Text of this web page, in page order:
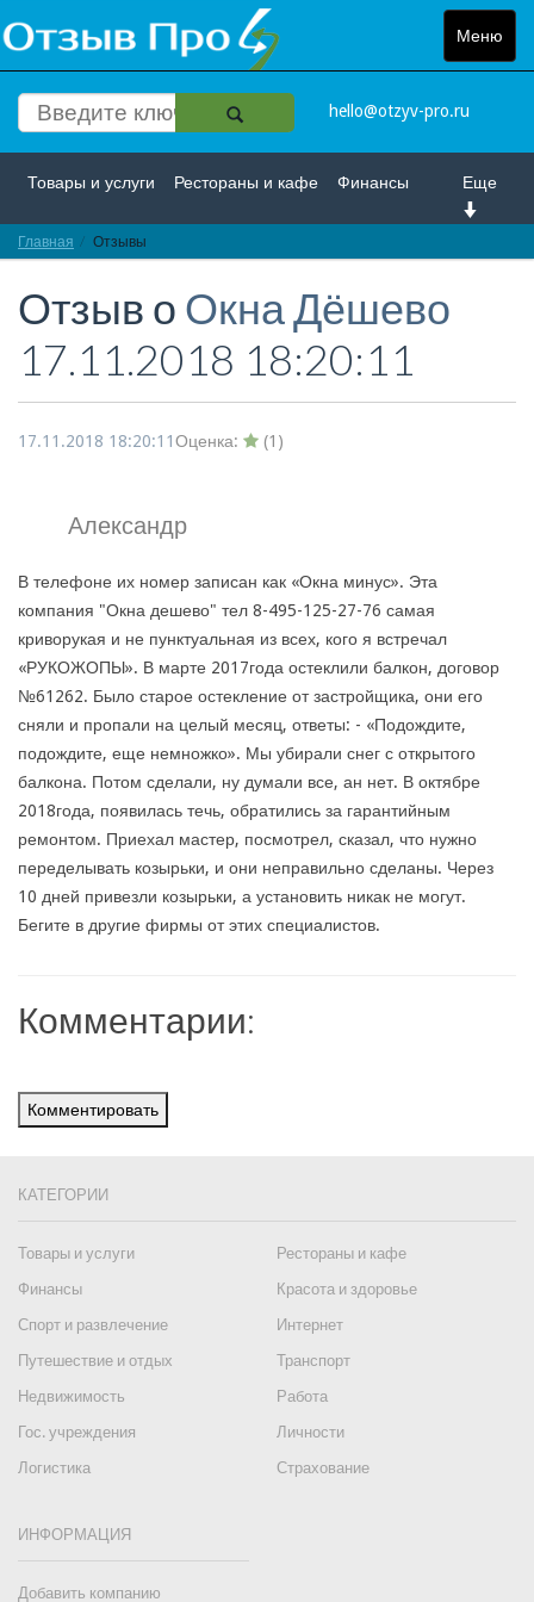
Меню
Toggle
hello@otzyv-pro.ru
Еще
Товары и услуги Рестораны и кафе Финансы
Красота и здоровье
Интернет Путешествие и отдых Транспорт
Недвижимость Работа Гос. учреждения
Главная Отзывы
Отзыв о Окна Дёшево
17.11.2018 18:20:11
17.11.2018 18:20:11Оценка: (1 )
Александр
В телефоне их номер записан как «Окна минус». Эта
компания "Окна дешево" тел 8-495-125-27-76 самая
криворукая и не пунктуальная из всех, кого я встречал
«РУКОЖОПЫ». В марте 2017года остеклили балкон, договор
№61262. Было старое остекление от застройщика, они его
сняли и пропали на целый месяц, ответы: - «Подождите,
подождите, еще немножко». Мы убирали снег с открытого
балкона. Потом сделали, ну думали все, ан нет. В октябре
2018года, появилась течь, обратились за гарантийным
ремонтом. Приехал мастер, посмотрел, сказал, что нужно
переделывать козырьки, и они неправильно сделаны. Через
10 дней привезли козырьки, а установить никак не могут.
Бегите в другие фирмы от этих специалистов.
Комментарии:
Комментировать
КАТЕГОРИИ
Товары и услуги
Рестораны и кафе
Финансы
Красота и здоровье
Спорт и развлечение
Интернет
Путешествие и отдых
Транспорт
Недвижимость
Работа
Гос. учреждения
Личности
Логистика
Страхование
ИНФОРМАЦИЯ
Добавить компанию